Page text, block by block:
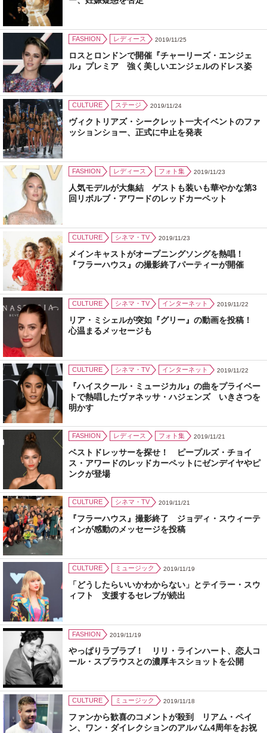
FASHION レディース 2019/11/25
ロスとロンドンで開催『チャーリーズ・エンジェ
ル』プレミア 強く美しいエンジェルのドレス姿
CULTURE ステージ 2019/11/24
ヴィクトリアズ・シークレット一大イベントのファ
ッションショー、正式に中止を発表
FASHION レディース フォト集 2019/11/23
人気モデルが大集結 ゲストも装いも華やかな第3
回リボルブ・アワードのレッドカーペット
CULTURE シネマ・TV 2019/11/23
メインキャストがオープニングソングを熱唱！
『フラーハウス』の撮影終了パーティーが開催
CULTURE シネマ・TV インターネット 2019/11/22
リア・ミシェルが突如『グリー』の動画を投稿！
心温まるメッセージも
CULTURE シネマ・TV インターネット 2019/11/22
『ハイスクール・ミュージカル』の曲をプライベー
トで熱唱したヴァネッサ・ハジェンズ いきさつを
明かす
FASHION レディース フォト集 2019/11/21
ベストドレッサーを探せ！ ピープルズ・チョイ
ス・アワードのレッドカーペットにゼンデイヤやピ
ンクが登場
CULTURE シネマ・TV 2019/11/21
『フラーハウス』撮影終了 ジョディ・スウィーテ
ィンが感動のメッセージを投稿
CULTURE ミュージック 2019/11/19
「どうしたらいいかわからない」とテイラー・スウ
ィフト 支援するセレブが続出
FASHION 2019/11/19
やっぱりラブラブ！ リリ・ラインハート、恋人コ
ール・スプラウスとの濃厚キスショットを公開
CULTURE ミュージック 2019/11/18
ファンから歓喜のコメントが殺到 リアム・ペイ
ン、ワン・ダイレクションのアルバム4周年をお祝